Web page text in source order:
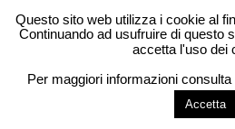
Camera Minorile di Milano - Via F.lli
P.IVA: 05315210962 | PEC (posta
pec@pec.cameraminorilemilano.it
Questo sito web utilizza i cookie al
Continuando ad usufruire di questo
accetta l'uso dei
Per maggiori informazioni consulta
Accetta